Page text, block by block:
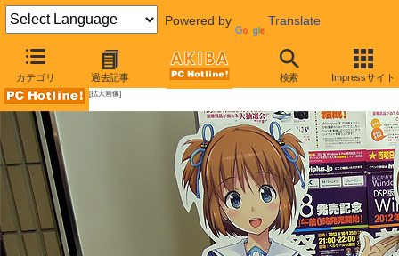
Powered by Translate
カテゴリ 過去記事 検索 Impressサイト
AKIBA PC Hotline!
[拡大画像]